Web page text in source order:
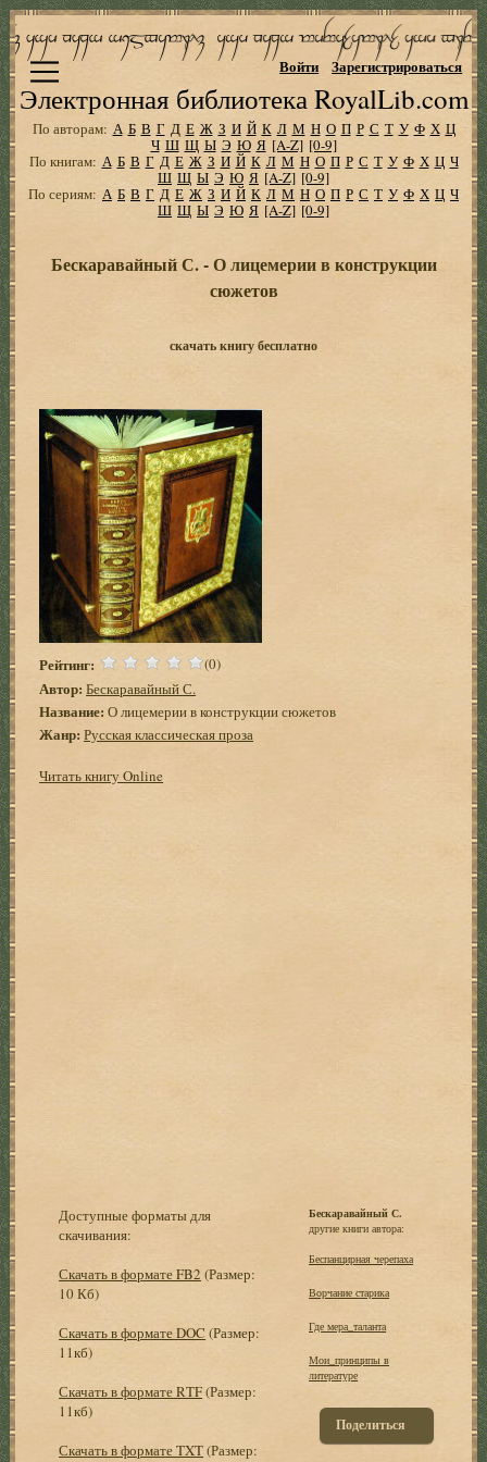
Электронная библиотека RoyalLib.com
Войти Зарегистрироваться
По авторам: А Б В Г Д Е Ж З И Й К Л М Н О П Р С Т У Ф Х Ц
Ч Ш Щ Ы Э Ю Я [A-Z] [0-9]
По книгам: А Б В Г Д Е Ж З И Й К Л М Н О П Р С Т У Ф Х Ц Ч
Ш Щ Ы Э Ю Я [A-Z] [0-9]
По сериям: А Б В Г Д Е Ж З И Й К Л М Н О П Р С Т У Ф Х Ц Ч
Ш Щ Ы Э Ю Я [A-Z] [0-9]
Бескаравайный С. - О лицемерии в конструкции
сюжетов
скачать книгу бесплатно
Рейтинг: (0)
Автор: Бескаравайный С.
Название: О лицемерии в конструкции сюжетов
Жанр: Русская классическая проза
Читать книгу Online
Доступные форматы для
скачивания:
Скачать в формате FB2 (Размер:
10 Кб)
Скачать в формате DOC (Размер:
11кб)
Скачать в формате RTF(Размер:
11кб)
Скачать в формате TXT(Размер:
Бескаравайный С.
другие книги автора:
Беспанцирная черепаха
Ворчание старика
Где мера_таланта
Мои_принципы в
литературе
Поделиться